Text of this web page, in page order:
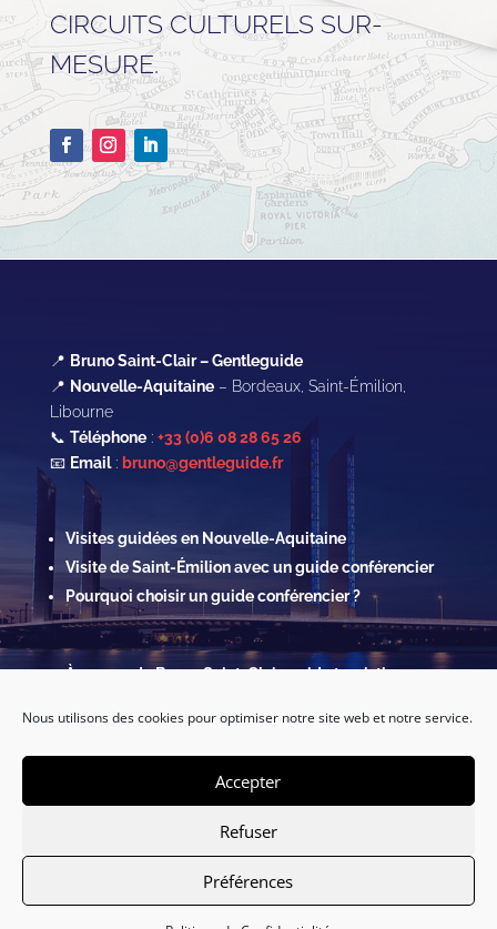
Nous utilisons des cookies pour optimiser notre site web et notre service.
Accepter
Refuser
Préférences
CIRCUITS CULTURELS SUR-
MESURE.
📍 Bruno Saint-Clair – Gentleguide
📍 Nouvelle-Aquitaine– Bordeaux, Saint-Émilion,
Libourne
📞 Téléphone: +33 (0)6 08 28 65 26
📧 Email: bruno@gentleguide.fr
Visites guidées en Nouvelle-Aquitaine
Visite de Saint-Émilion avec un guide conférencier
Pourquoi choisir un guide conférencier ?
À propos de Bruno Saint-Clair, guide touristique
Politique de confidentialité & Cookies
Français